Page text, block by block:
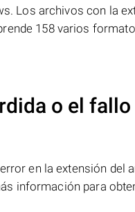
Los archivos con la
158 varios
o el
en la extensión del
información para